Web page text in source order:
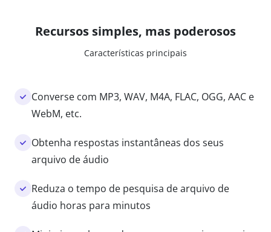
Recursos simples, mas poderosos
Características principais
Converse com MP3, WAV, M4A, FLAC, OGG, AAC e
WebM, etc.
Obtenha respostas instantâneas dos seus
arquivo de áudio
Reduza o tempo de pesquisa de arquivo de
áudio horas para minutos